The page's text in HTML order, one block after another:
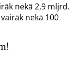
nekā 2,9 mljrd.
nekā 100